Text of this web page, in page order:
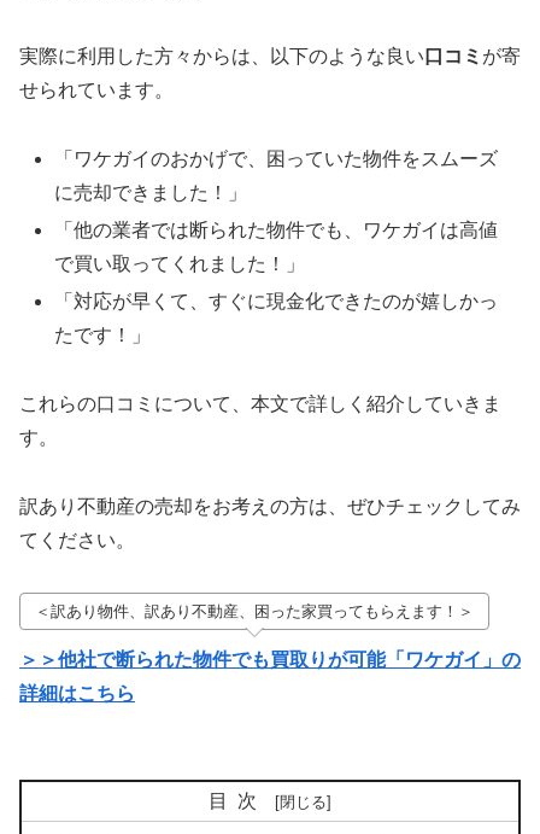
実際に利用した方々からは、以下のような良い 口コミ が寄
せられています。
「ワケガイのおかげで、困っていた物件をスムーズ
に売却できました！」
「他の業者では断られた物件でも、ワケガイは高値
で買い取ってくれました！」
「対応が早くて、すぐに現金化できたのが嬉しかっ
たです！」
これらの口コミについて、本文で詳しく紹介していきま
す。
訳あり不動産の売却をお考えの方は、ぜひチェックしてみ
てください。
＜訳あり物件、訳あり不動産、困った家買ってもらえます！＞
＞＞他社で断られた物件でも買取りが可能「ワケガイ」の
詳細はこちら
目次